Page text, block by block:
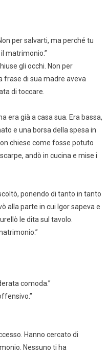
per salvarti, ma perché tu
matrimonio.”
gli occhi. Non per
frase di sua madre aveva
di toccare.
era già a casa sua. Era bassa,
e una borsa della spesa in
chiese come fosse potuto
andò in cucina e mise i
ponendo di tanto in tanto
alla parte in cui Igor sapeva e
le dita sul tavolo.
comoda.”
Hanno cercato di
Nessuno ti ha